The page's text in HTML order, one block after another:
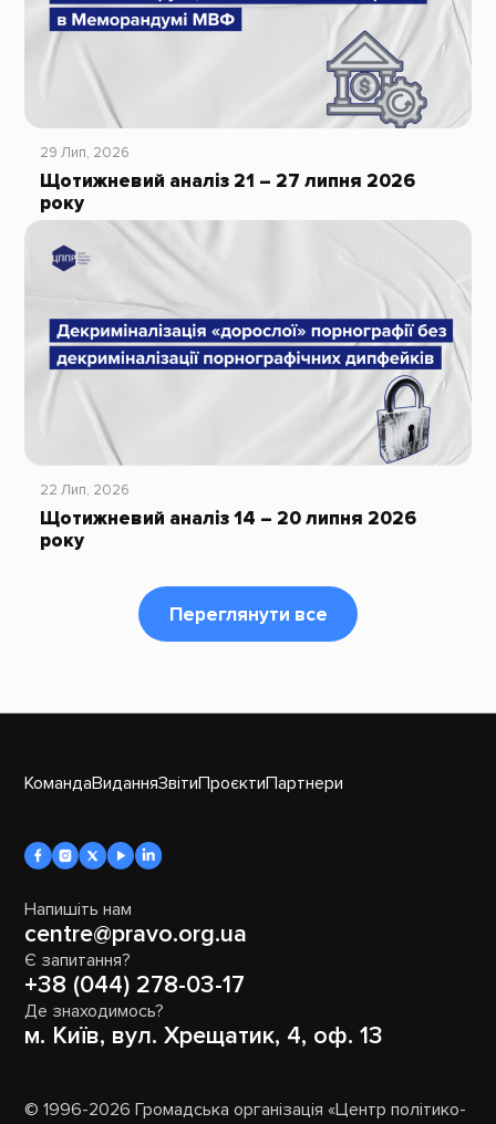
29 Лип, 2026
Щотижневий аналіз 21 – 27 липня 2026
року
22 Лип, 2026
Щотижневий аналіз 14 – 20 липня 2026
року
Переглянути все
КомандаВиданняЗвітиПроєктиПартнери
Напишіть нам
centre@pravo.org.ua
Є запитання?
+38 (044) 278-03-17
Де знаходимось?
м. Київ, вул. Хрещатик, 4, оф. 13
© 1996-2026 Громадська організація «Центр політико-